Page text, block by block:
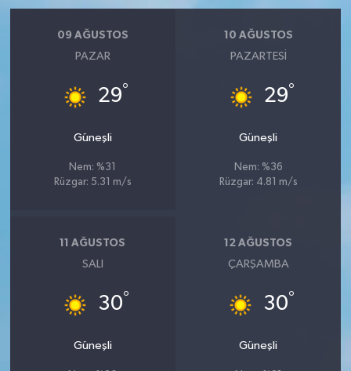
09 AĞUSTOS
PAZAR
29°
Güneşli
Nem: %31
Rüzgar: 5.31 m/s
10 AĞUSTOS
PAZARTESI
29°
Güneşli
Nem: %36
Rüzgar: 4.81 m/s
11 AĞUSTOS
SALI
30°
Güneşli
12 AĞUSTOS
ÇARŞAMBA
30°
Güneşli